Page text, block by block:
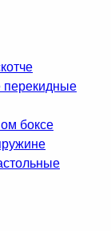
перекидные
боксе